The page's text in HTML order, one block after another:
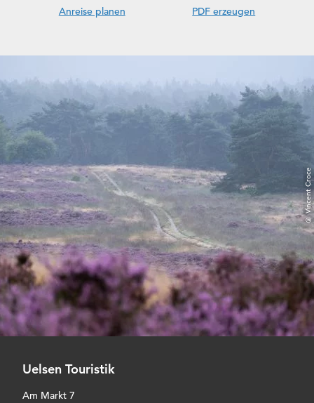
Anreise planen PDF erzeugen
© Vincent Croce
Uelsen Touristik
Am Markt 7